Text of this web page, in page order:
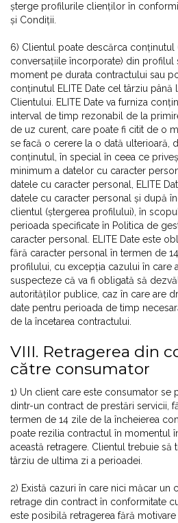
șterge profilurile clienților în
și Condiții.
6) Clientul poate descărca conținutul
conversațiile încorporate) din profilul
moment pe durata contractului sau
conținutul ELITE Date cel târziu până
Clientului. ELITE Date va furniza
interval de timp rezonabil de la
de uz curent, care poate fi citit de o
se facă o cerere la o dată ulterioară,
conținutul, în special în ceea ce
minimum a datelor cu caracter
datele cu caracter personal, ELITE
datele cu caracter personal și după
clientul (ștergerea profilului), în
perioada specificate în Politica de
caracter personal. ELITE Date este
fără caracter personal în termen de
profilului, cu excepția cazului în care
suspecteze că va fi obligată să
autorităților publice, caz în care are
date pentru perioada de timp
de la încetarea contractului.
VIII. Retragerea din
către consumator
1) Un client care este consumator se
dintr-un contract de prestări servicii,
termen de 14 zile de la încheierea
poate rezilia contractul în momentul
această retragere. Clientul trebuie să
târziu de ultima zi a perioadei.
2) Există cazuri în care nici măcar un
retrage din contract în conformitate
este posibilă retragerea fără